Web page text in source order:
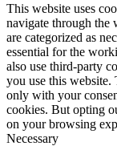
This website uses
navigate through the
are categorized as
essential for the
also use third-party
you use this
only with your
cookies. But opting
on your browsing
Necessary